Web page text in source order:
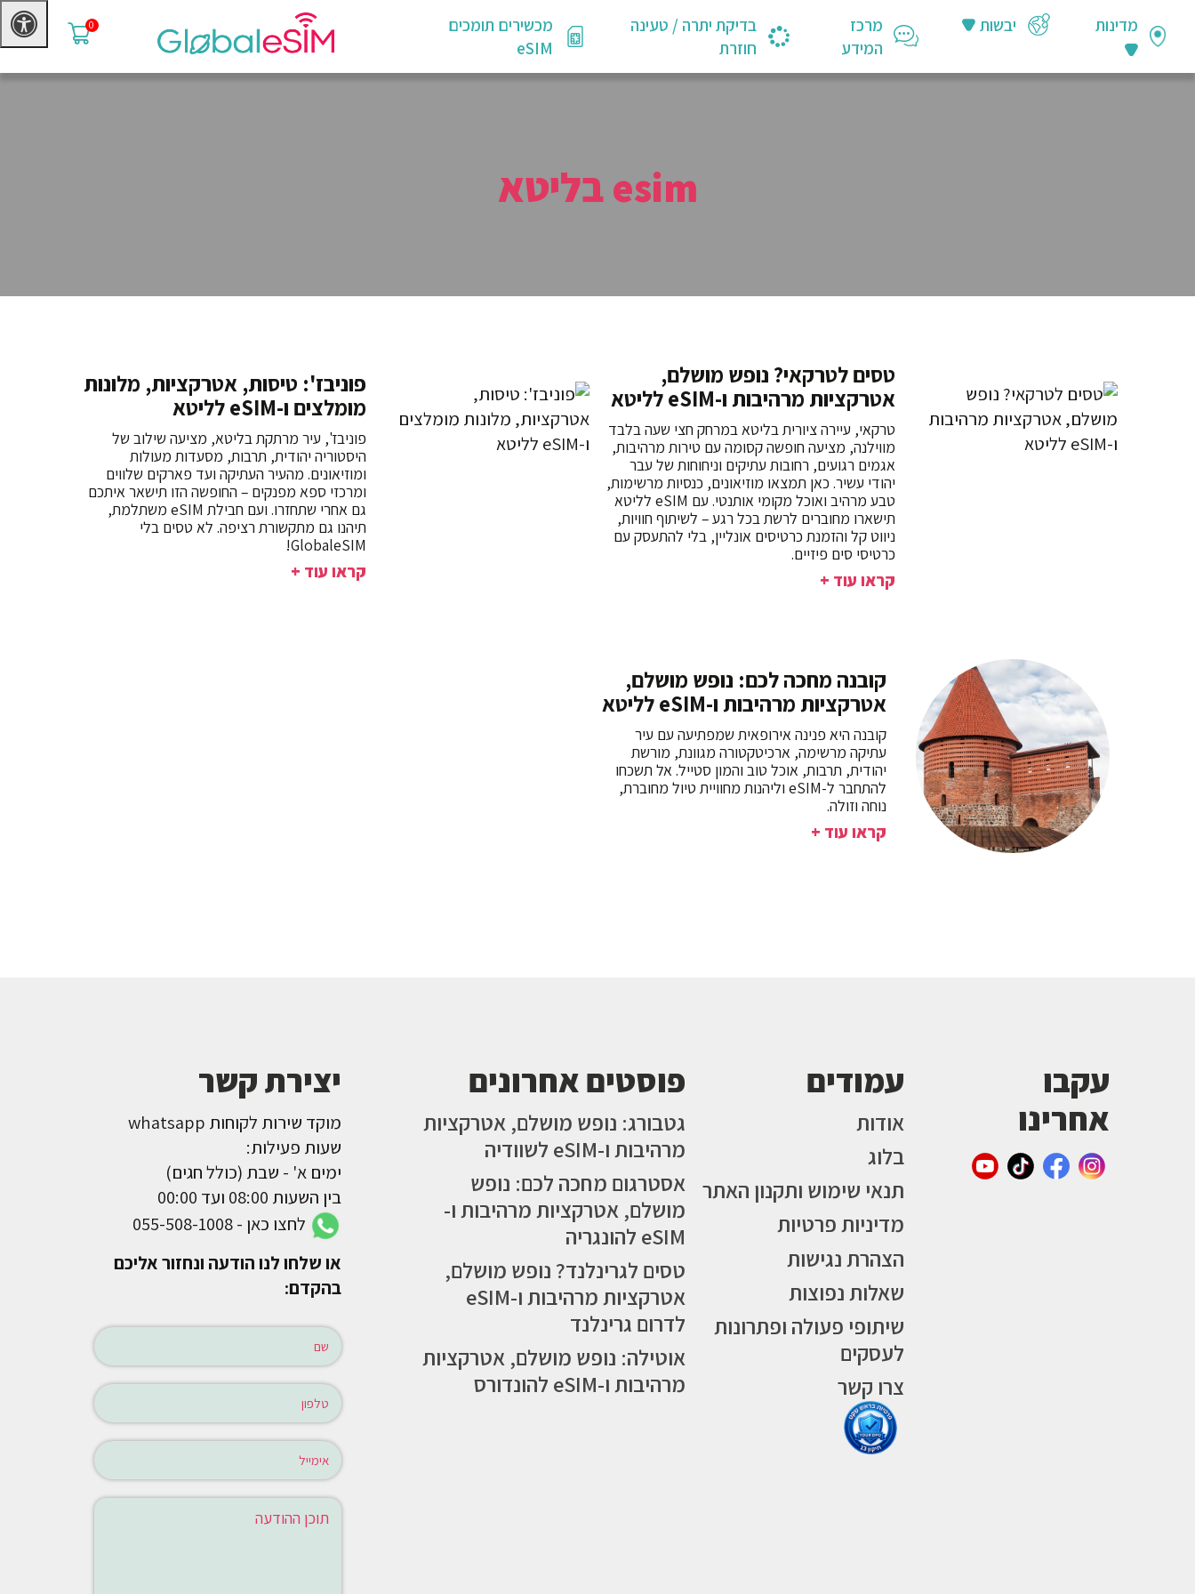
0 מדינות יבשות
מרכז
המידע
בדיקת יתרה / טעינה
חוזרת
מכשירים תומכים
eSIM
esim בליטא
טסים לטרקאי? נופש מושלם,
אטרקציות מרהיבות ו-eSIM לליטא
טרקאי, עיירה ציורית בליטא במרחק חצי שעה בלבד
מווילנה, מציעה חופשה קסומה עם טירות מרהיבות,
אגמים רגועים, רחובות עתיקים וניחוחות של עבר
יהודי עשיר. כאן תמצאו מוזיאונים, כנסיות מרשימות,
טבע מרהיב ואוכל מקומי אותנטי. עם eSIM לליטא
תישארו מחוברים לרשת בכל רגע – לשיתוף חוויות,
ניווט קל והזמנת כרטיסים אונליין, בלי להתעסק עם
כרטיסי סים פיזיים.
קראו עוד +
פוניבז': טיסות, אטרקציות, מלונות
מומלצים ו-eSIM לליטא
פוניבז', עיר מרתקת בליטא, מציעה שילוב של
היסטוריה יהודית, תרבות, מסעדות מעולות
ומוזיאונים. מהעיר העתיקה ועד פארקים שלווים
ומרכזי ספא מפנקים – החופשה הזו תישאר איתכם
גם אחרי שתחזרו. ועם חבילת eSIM משתלמת,
תיהנו גם מתקשורת רציפה. לא טסים בלי
GlobaleSIM!
קראו עוד +
קובנה מחכה לכם: נופש מושלם,
אטרקציות מרהיבות ו-eSIM לליטא
קובנה היא פנינה אירופאית שמפתיעה עם עיר
עתיקה מרשימה, ארכיטקטורה מגוונת, מורשת
יהודית, תרבות, אוכל טוב והמון סטייל. אל תשכחו
להתחבר ל-eSIM וליהנות מחוויית טיול מחוברת,
נוחה וזולה.
קראו עוד +
עקבו
אחרינו
עמודים
אודות
בלוג
תנאי שימוש ותקנון האתר
מדיניות פרטיות
הצהרת נגישות
שאלות נפוצות
שיתופי פעולה ופתרונות
לעסקים
צרו קשר
פוסטים אחרונים
גטבורג: נופש מושלם, אטרקציות
מרהיבות ו-eSIM לשוודיה
אסטרגום מחכה לכם: נופש
מושלם, אטרקציות מרהיבות ו-
eSIM להונגריה
טסים לגרינלנד? נופש מושלם,
אטרקציות מרהיבות ו-eSIM
לדרום גרינלנד
אוטילה: נופש מושלם, אטרקציות
מרהיבות ו-eSIM להונדורס
יצירת קשר
מוקד שירות לקוחות whatsapp
שעות פעילות:
ימים א' - שבת (כולל חגים)
בין השעות 08:00 ועד 00:00
לחצו כאן - 055-508-1008
או שלחו לנו הודעה ונחזור אליכם
בהקדם: